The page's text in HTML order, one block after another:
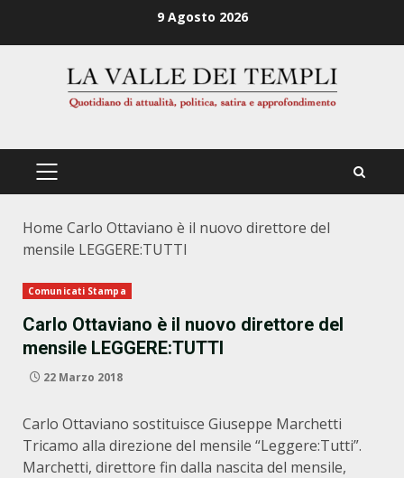
9 Agosto 2026
PRIMÄRES
Home Carlo Ottaviano è il nuovo direttore del
mensile LEGGERE:TUTTI
Comunicati Stampa
Carlo Ottaviano è il nuovo direttore del
mensile LEGGERE:TUTTI
22 Marzo 2018
Carlo Ottaviano sostituisce Giuseppe Marchetti
Tricamo alla direzione del mensile “Leggere:Tutti”.
Marchetti, direttore fin dalla nascita del mensile,